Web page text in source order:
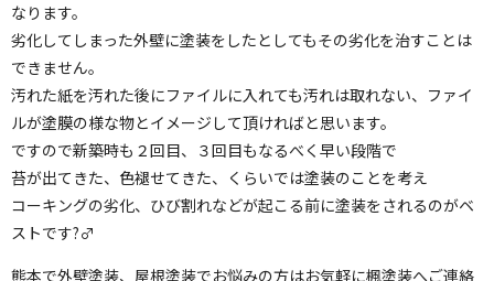
なります。
劣化してしまった外壁に塗装をしたとしてもその劣化を治すことは
できません。
汚れた紙を汚れた後にファイルに入れても汚れは取れない、ファイ
ルが塗膜の様な物とイメージして頂ければと思います。
ですので新築時も２回目、３回目もなるべく早い段階で
苔が出てきた、色褪せてきた、くらいでは塗装のことを考え
コーキングの劣化、ひび割れなどが起こる前に塗装をされるのがベ
ストです?‍♂️
熊本で外壁塗装、屋根塗装でお悩みの方はお気軽に楓塗装へご連絡